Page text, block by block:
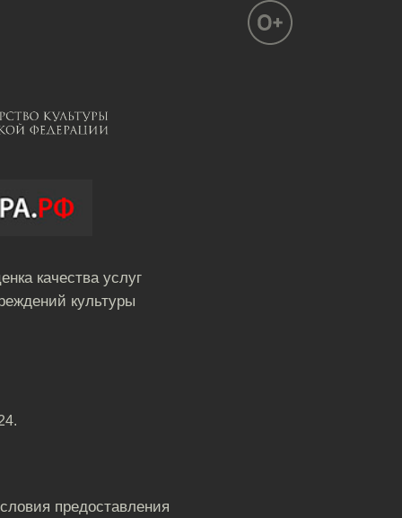
качества услуг
культуры
предоставления